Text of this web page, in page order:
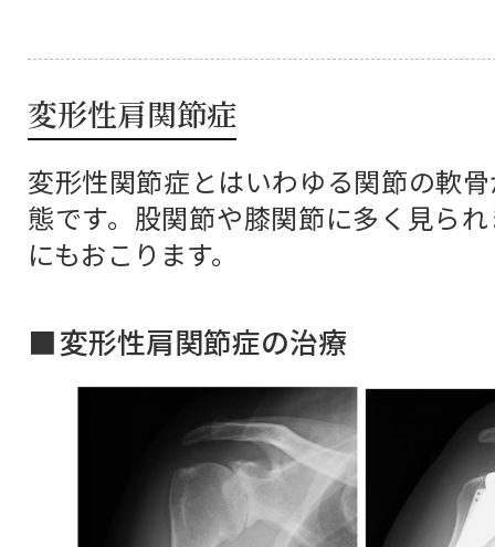
変形性肩関節症
変形性関節症とはいわゆる関節の軟
態です。股関節や膝関節に多く見ら
にもおこります。
変形性肩関節症の治療